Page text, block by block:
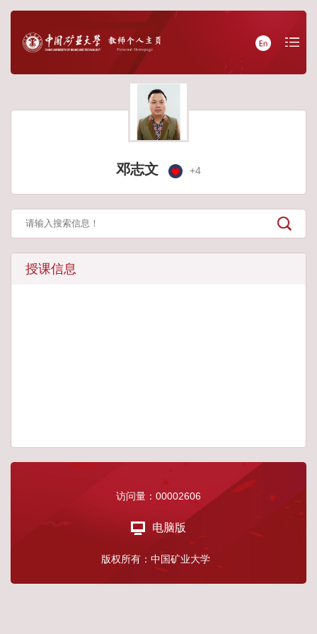
邓志文 +4
授课信息
访问量： 00002606
电脑版
版权所有：中国矿业大学